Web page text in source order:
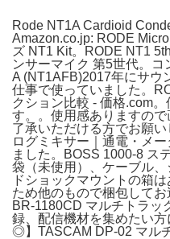
Rode NT1A Cardioid
Amazon.co.jp: RODE
ズ NT1 Kit。RODE NT1
ンサーマイク 第5世代。
A (NT1AFB)2017年にサウ
仕事で使っていました。
クション比較 - 価格.com
す。。使用感ありますの
了承いただける方でお願
ログミキサー｜通電・メ
ました。BOSS 1000-8 ス
袋（未使用）、ケーブル
ドショックマウントの箱
ため他のもので梱包して
BR-1180CD マルチトラッ
録、配信機材を集めたい
◎】TASCAM DP-02 マル